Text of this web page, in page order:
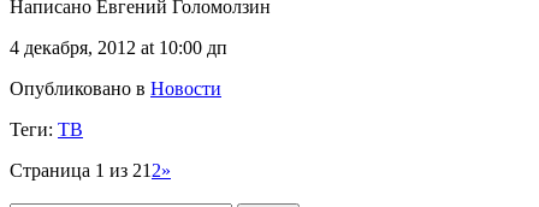
Написано Евгений Голомолзин
4 декабря, 2012 at 10:00 дп
Опубликовано в Новости
Теги: ТВ
Страница 1 из 21 2»